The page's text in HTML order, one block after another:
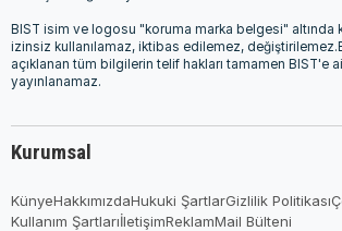
BIST isim ve logosu "koruma marka belgesi" altında
izinsiz kullanılamaz, iktibas edilemez,
açıklanan tüm bilgilerin telif hakları tamamen BIST'e
yayınlanamaz.
Kurumsal
KünyeHakkımızdaHukuki ŞartlarGizlilik Politikası
Kullanım ŞartlarıİletişimReklamMail Bülteni